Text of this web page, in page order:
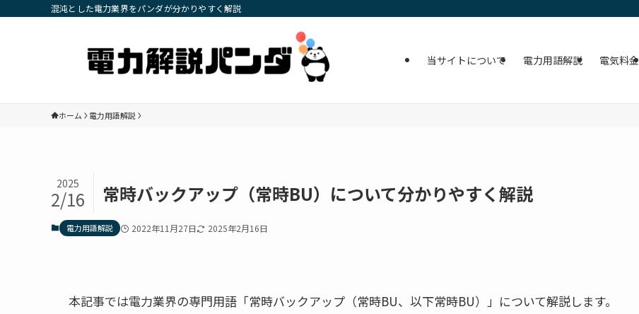
混沌とした電力業界をパンダが分かりやすく解説
当サイトについて 電力用語解説 電気料金
ホーム 電力用語解説
常時バックアップ（常時BU）について分かりやすく解説
2025
2/16
電力用語解説 2022年11月27日 2025年2月16日
本記事では電力業界の専門用語「常時バックアップ（常時BU、以下常時BU）」について解説します。